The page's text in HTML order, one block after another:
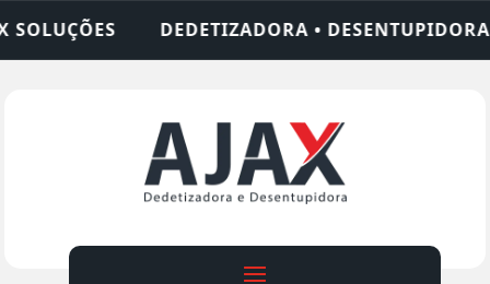
• DESENTUPIDORA • LIMPEZA DE FOSSA •